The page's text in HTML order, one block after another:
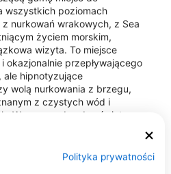
wszystkich poziomach
z nurkowań wrakowych, z Sea
życiem morskim,
wizyta. To miejsce
okazjonalnie przepływającego
ale hipnotyzujące
wolą nurkowania z brzegu,
z czystych wód i
W nocy podwodny świat
z brzegu, jak i na pokładzie,
przygodę.
Polityka prywatności